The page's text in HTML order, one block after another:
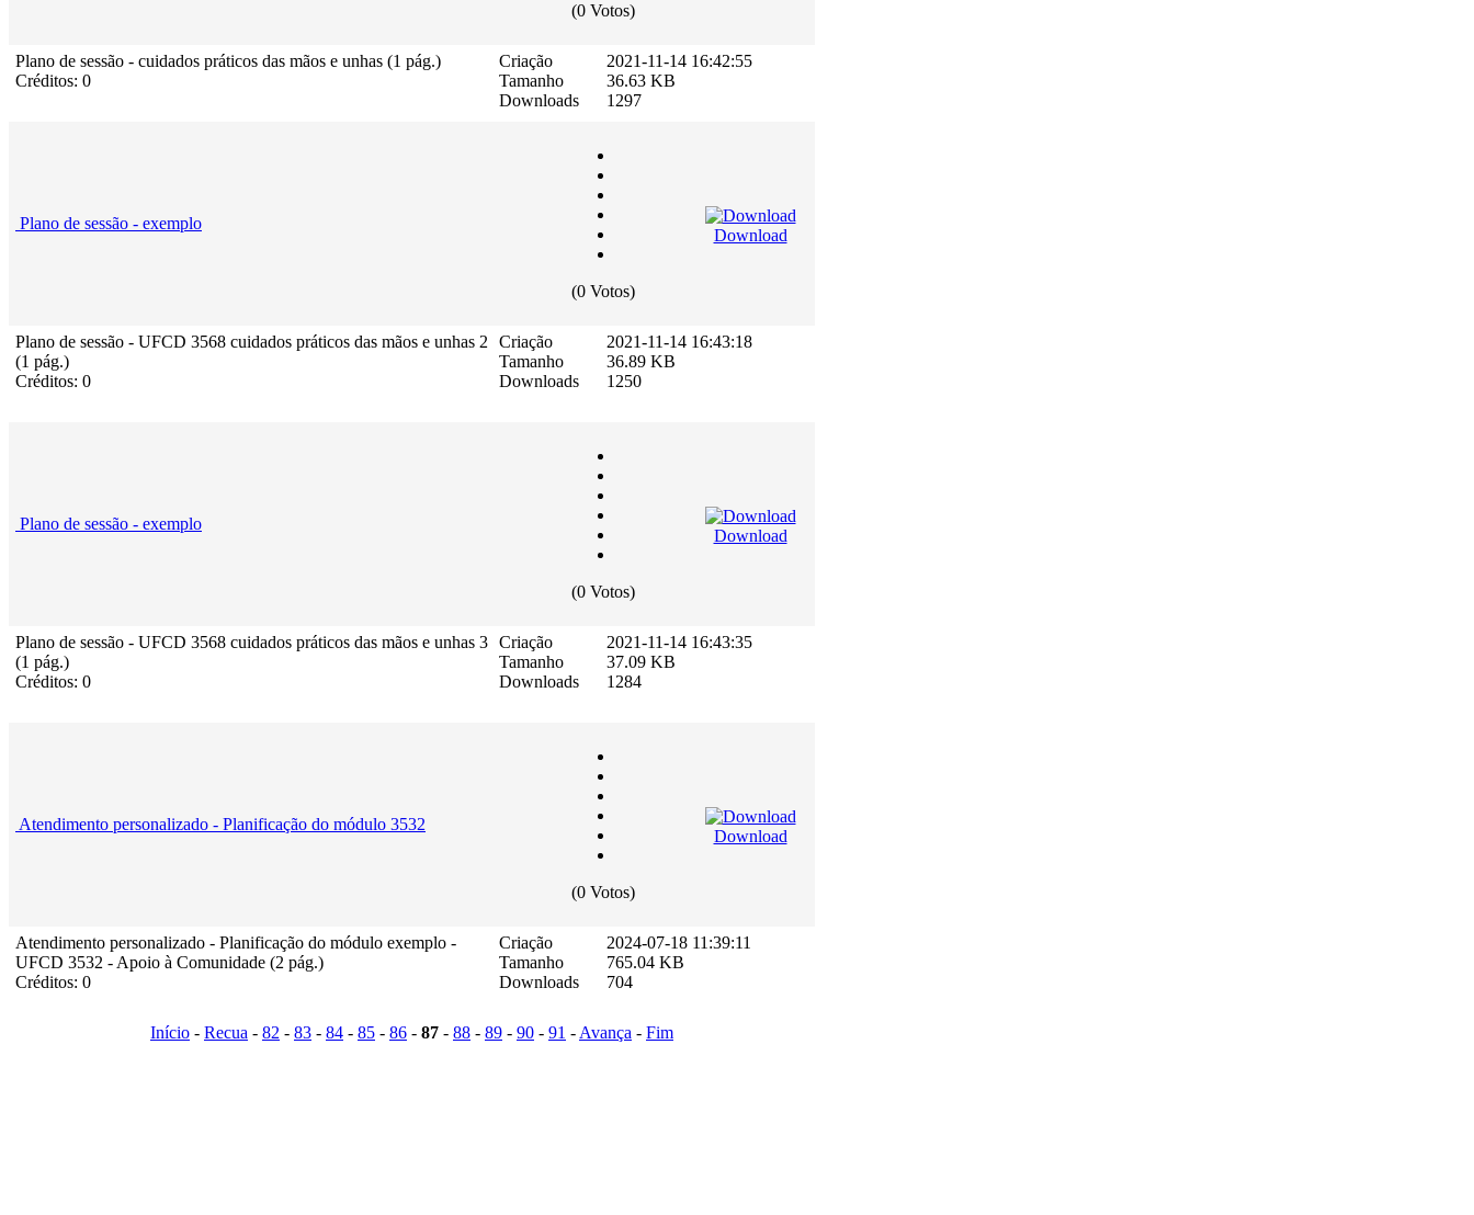
(0 Votos)
Plano de sessão - cuidados práticos das mãos e unhas (1 pág.)
Créditos: 0
Criação
Tamanho
Downloads
2021-11-14 16:42:55
36.63 KB
1297
Plano de sessão - exemplo
(0 Votos)
Download
Plano de sessão - UFCD 3568 cuidados práticos das mãos e unhas 2
(1 pág.)
Créditos: 0
Criação
Tamanho
Downloads
2021-11-14 16:43:18
36.89 KB
1250
Plano de sessão - exemplo
(0 Votos)
Download
Plano de sessão - UFCD 3568 cuidados práticos das mãos e unhas 3
(1 pág.)
Créditos: 0
Criação
Tamanho
Downloads
2021-11-14 16:43:35
37.09 KB
1284
Atendimento personalizado - Planificação do módulo 3532
(0 Votos)
Download
Atendimento personalizado - Planificação do módulo exemplo -
UFCD 3532 - Apoio à Comunidade (2 pág.)
Créditos: 0
Criação
Tamanho
Downloads
2024-07-18 11:39:11
765.04 KB
704
Início - Recua - 82 - 83 - 84 - 85 - 86 - 87 - 88 - 89 - 90 - 91 -Avança - Fim